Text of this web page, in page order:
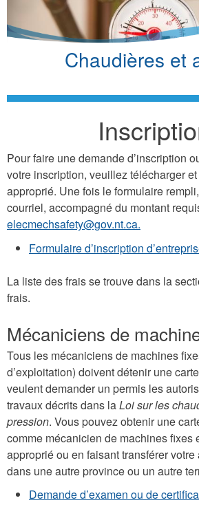
Chaudières et
Pour faire une demande d’inscription
votre inscription, veuillez télécharger
approprié. Une fois le formulaire
courriel, accompagné du montant
elecmechsafety@gov.nt.ca.
Formulaire d’inscription
La liste des frais se trouve dans la
frais.
Mécaniciens de
Tous les mécaniciens de machines
d’exploitation) doivent détenir une
veulent demander un permis les
travaux décrits dans laLoi sur les
pression. Vous pouvez obtenir une
comme mécanicien de machines fixes
approprié ou en faisant transférer
dans une autre province ou un autre
Demande d’examen ou de